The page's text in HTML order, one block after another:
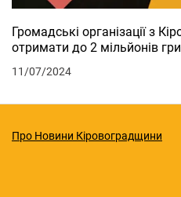
Громадські організації з
отримати до 2 мільйонів
11/07/2024
Про Новини Кіровоградщини